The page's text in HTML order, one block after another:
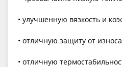
• улучшенную вязкость и
• отличную защиту от износа
• отличную